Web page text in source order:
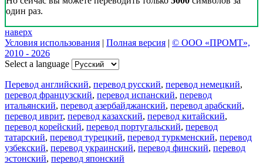
один раз.
наверх
Условия использования | Полная версия | © ООО «ПРОМТ»,
2010 - 2026
Select a language
Перевод английский, перевод русский, перевод немецкий,
перевод французский, перевод испанский, перевод
итальянский, перевод азербайджанский, перевод арабский,
перевод иврит, перевод казахский, перевод китайский,
перевод корейский, перевод португальский, перевод
татарский, перевод турецкий, перевод туркменский, перевод
узбекский, перевод украинский, перевод финский, перевод
эстонский, перевод японский